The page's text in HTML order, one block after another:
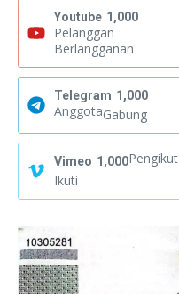
Youtube 1,000
Pelanggan
Berlangganan
Telegram 1,000
AnggotaGabung
Vimeo 1,000Pengikut
Ikuti